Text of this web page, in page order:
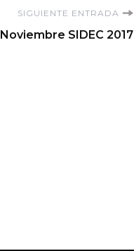
SIGUIENTE ENTRADA
SIDEC 2017